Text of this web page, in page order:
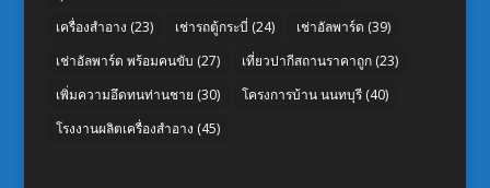
เครื่องสำอาง (23) เช่ารถตู้กระบี่ (24) เช่าอัลพาร์ด (39)
เช่าอัลพาร์ด พร้อมคนขับ (27) เที่ยวปากีสถานราคาถูก(23)
เพิ่มความอึดทนท่านชาย (30) โครงการบ้าน นนทบุรี(40)
โรงงานผลิตเครื่องสำอาง (45)